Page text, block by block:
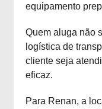
equipamento
Quem aluga não
logística de
cliente seja
eficaz.
Para Renan, a